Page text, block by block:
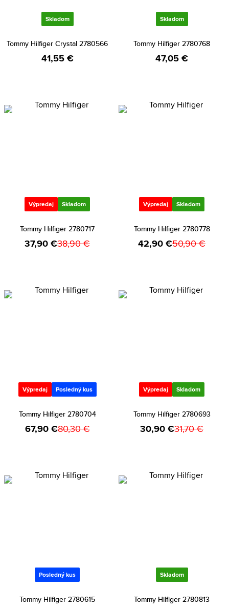
Skladom
Tommy Hilfiger Crystal 2780566
41,55 €
Skladom
Tommy Hilfiger 2780768
47,05 €
Výpredaj Skladom
Tommy Hilfiger 2780717
37,90 €38,90 €
Výpredaj Skladom
Tommy Hilfiger 2780778
42,90 €50,90 €
Výpredaj Posledný kus
Tommy Hilfiger 2780704
67,90 €80,30 €
Výpredaj Skladom
Tommy Hilfiger 2780693
30,90 €31,70 €
Posledný kus
Tommy Hilfiger 2780615
Skladom
Tommy Hilfiger 2780813